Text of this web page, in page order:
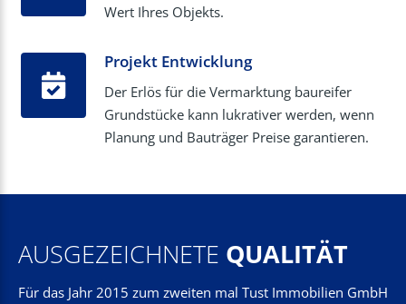
Wert Ihres Objekts.
Projekt Entwicklung
Der Erlös für die Vermarktung baureifer
Grundstücke kann lukrativer werden, wenn
Planung und Bauträger Preise garantieren.
AUSGEZEICHNETE QUALITÄT
Für das Jahr 2015 zum zweiten mal Tust Immobilien GmbH